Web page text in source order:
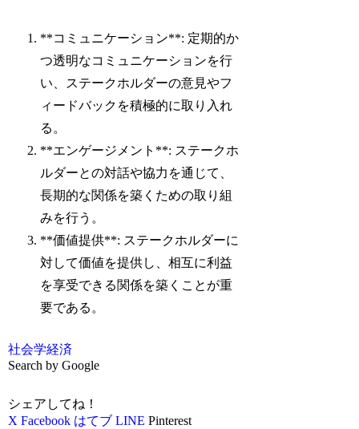
**コミュニケーション**: 定期的か
つ透明なコミュニケーションを行
い、ステークホルダーの意見やフ
ィードバックを積極的に取り入れ
る。
**エンゲージメント**: ステークホ
ルダーとの対話や協力を通じて、
長期的な関係を築くための取り組
みを行う。
**価値提供**: ステークホルダーに
対して価値を提供し、相互に利益
を享受できる関係を築くことが重
要である。
社会学経済
Search by Google
シェアしてね！
X Facebook はてブ LINE Pinterest